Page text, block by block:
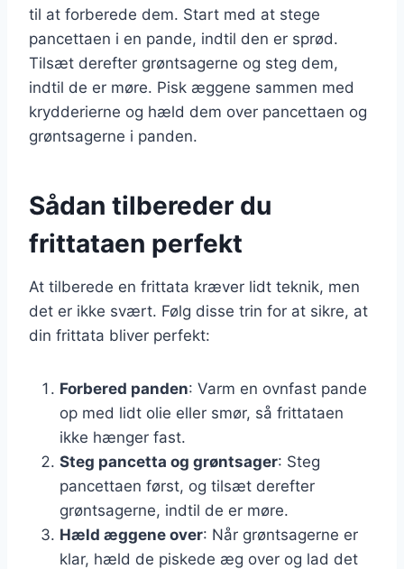
til at forberede dem. Start med at stege
pancettaen i en pande, indtil den er sprød.
Tilsæt derefter grøntsagerne og steg dem,
indtil de er møre. Pisk æggene sammen med
krydderierne og hæld dem over pancettaen og
grøntsagerne i panden.
Sådan tilbereder du
frittataen perfekt
At tilberede en frittata kræver lidt teknik, men
det er ikke svært. Følg disse trin for at sikre, at
din frittata bliver perfekt:
Forbered panden: Varm en ovnfast pande
op med lidt olie eller smør, så frittataen
ikke hænger fast.
Steg pancetta og grøntsager: Steg
pancettaen først, og tilsæt derefter
grøntsagerne, indtil de er møre.
Hæld æggene over: Når grøntsagerne er
klar, hæld de piskede æg over og lad det